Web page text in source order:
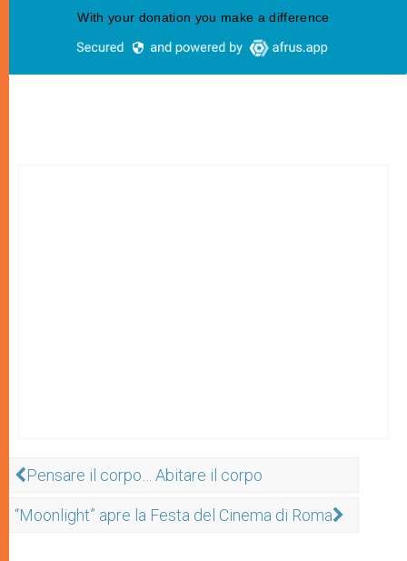
Pensare il corpo… Abitare il corpo
“Moonlight” apre la Festa del Cinema di Roma